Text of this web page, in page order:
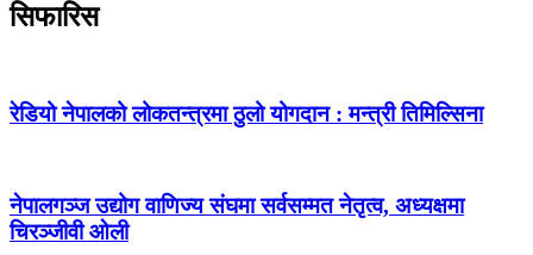
सिफारिस
रेडियो नेपालको लोकतन्त्रमा ठुलो योगदान : मन्त्री तिमिल्सिना
नेपालगञ्ज उद्योग वाणिज्य संघमा सर्वसम्मत नेतृत्व, अध्यक्षमा
चिरञ्जीवी ओली